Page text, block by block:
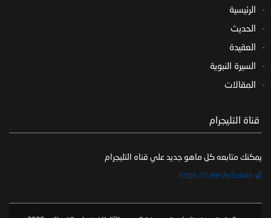
الرئيسية
الحديث
العقيدة
السيرة النبوية
المقالات
‏ قناة التليجرام
يمكنك متابعه كل ماهو جديد علي قناه التليجرام